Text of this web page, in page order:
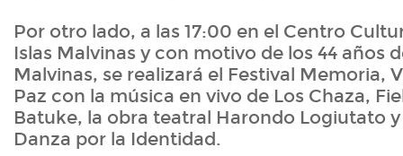
Por otro lado, a las 17:00 en el Centro
Islas Malvinas y con motivo de los 44 años
Malvinas, se realizará el Festival Memoria,
Paz con la música en vivo de Los Chaza,
Batuke, la obra teatral Harondo Logiutato
Danza por la Identidad.